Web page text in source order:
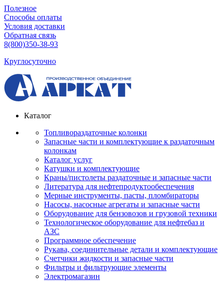
Полезное
Способы оплаты
Условия доставки
Обратная связь
8(800)350-38-93
Круглосуточно
Каталог
Топливораздаточные колонки
Запасные части и комплектующие к раздаточным
колонкам
Каталог услуг
Катушки и комплектующие
Краны/пистолеты раздаточные и запасные части
Литература для нефтепродуктообеспечения
Мерные инструменты, пасты, пломбираторы
Насосы, насосные агрегаты и запасные части
Оборудование для бензовозов и грузовой техники
Технологическое оборудование для нефтебаз и
АЗС
Программное обеспечение
Рукава, соединительные детали и комплектующие
Счетчики жидкости и запасные части
Фильтры и фильтрующие элементы
Электромагазин